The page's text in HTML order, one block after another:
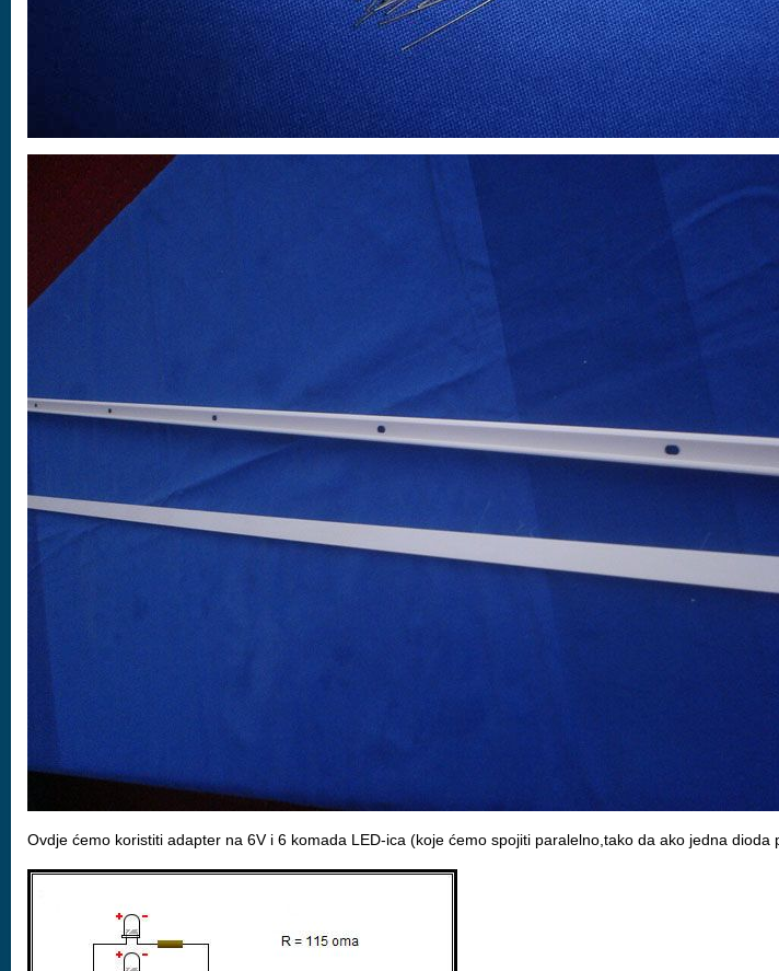
Ovdje ćemo koristiti adapter na 6V i 6 komada LED-ica (koje ćemo spojiti paralelno,tako da ako jedna